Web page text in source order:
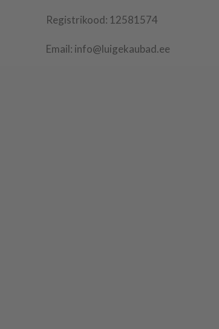
Registrikood: 12581574
Email: info@luigekaubad.ee